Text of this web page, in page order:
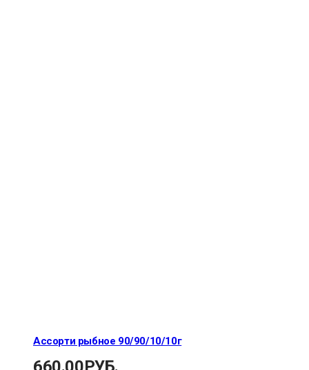
Ассорти рыбное 90/90/10/10г